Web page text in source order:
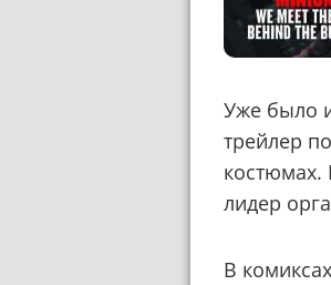
Уже было
трейлер
костюмах.
лидер
В